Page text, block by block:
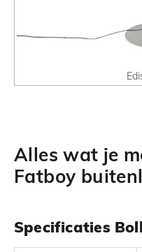
Alles wat je
Fatboy
Specificaties